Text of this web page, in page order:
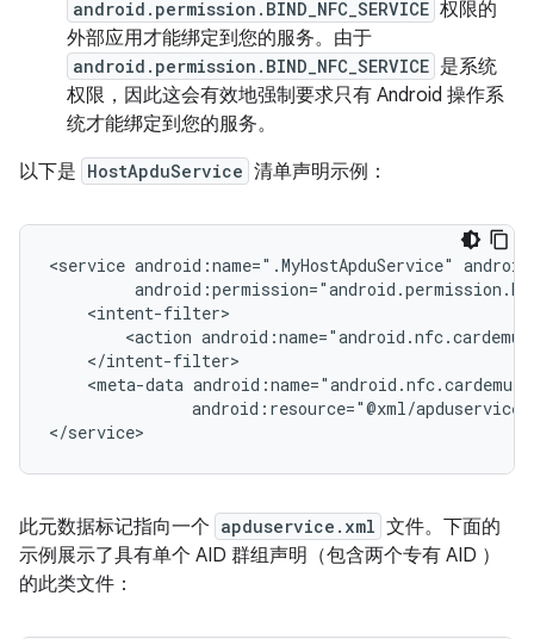
android.permission.BIND_NFC_SERVICE 权限的
外部应用才能绑定到您的服务。由于
android.permission.BIND_NFC_SERVICE 是系统
权限，因此这会有效地强制要求只有 Android 操作系
统才能绑定到您的服务。
以下是 HostApduService 清单声明示例：
<service android:name=".MyHostApduService"
<action
<meta-data
android:resource="@xml/
</service>
此元数据标记指向一个 apduservice.xml 文件。下面的
示例展示了具有单个 AID 群组声明（包含两个专有 AID ）
的此类文件：